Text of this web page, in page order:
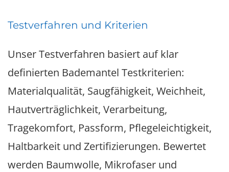
Testverfahren und Kriterien
Unser Testverfahren basiert auf klar
definierten Bademantel Testkriterien:
Materialqualität, Saugfähigkeit, Weichheit,
Hautverträglichkeit, Verarbeitung,
Tragekomfort, Passform, Pflegeleichtigkeit,
Haltbarkeit und Zertifizierungen. Bewertet
werden Baumwolle, Mikrofaser und